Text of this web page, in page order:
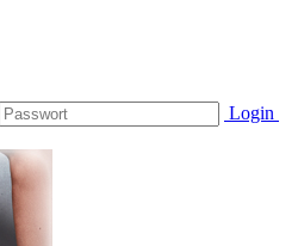
Login